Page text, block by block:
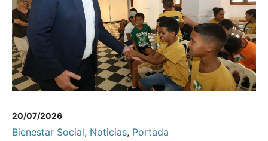
20/07/2026
Bienestar Social, Noticias, Portada